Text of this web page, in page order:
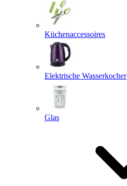
Küchenaccessoires
Elektrische Wasserkocher
Glas